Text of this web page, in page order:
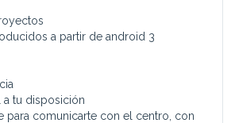
a partir de android 3
a tu disposición
para comunicarte con el centro, con